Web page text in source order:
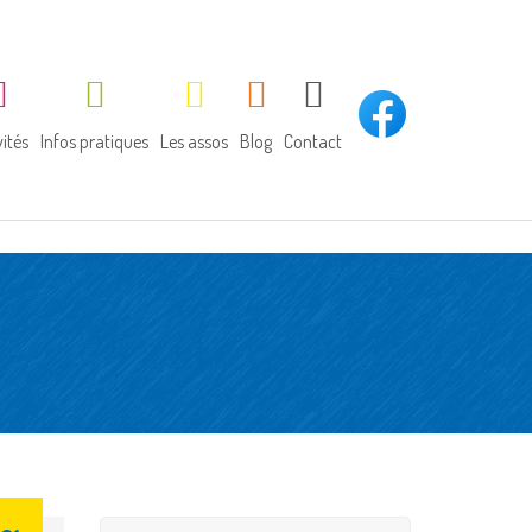
sportives
Infos pratiques
Cantine
Les assos Blog Contact